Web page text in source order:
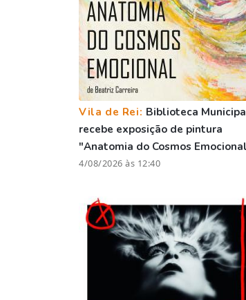
Vila de Rei: Biblioteca
recebe exposição de pintura
"Anatomia do Cosmos
4/08/2026 às 12:40